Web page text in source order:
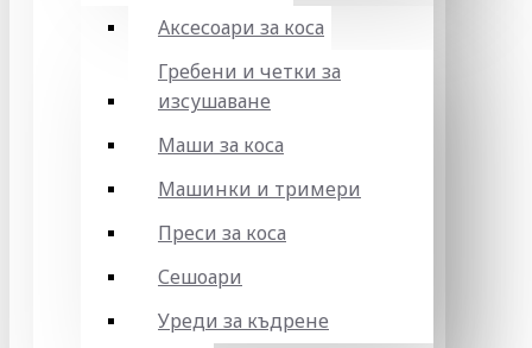
Аксесоари за коса
Гребени и четки за
изсушаване
Маши за коса
Машинки и тримери
Преси за коса
Сешоари
Уреди за къдрене